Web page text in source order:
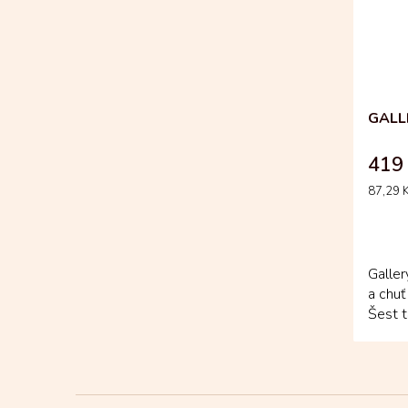
419
Měrná
87,29
a
Šest